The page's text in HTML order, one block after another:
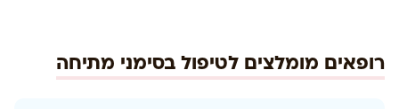
רופאים מומלצים לטיפול בסימני מתיחה